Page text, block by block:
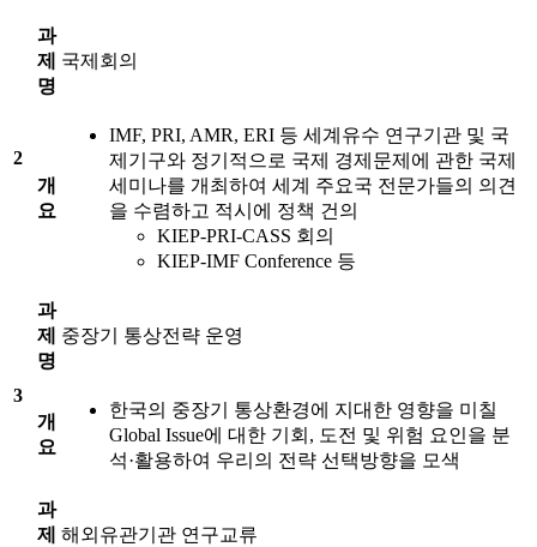
2
과
제
명
국제회의
개
요
IMF, PRI, AMR, ERI 등 세계유수 연구기관 및 국
제기구와 정기적으로 국제 경제문제에 관한 국제
세미나를 개최하여 세계 주요국 전문가들의 의견
을 수렴하고 적시에 정책 건의
KIEP-PRI-CASS 회의
KIEP-IMF Conference 등
3
과
제
명
중장기 통상전략 운영
개
요
한국의 중장기 통상환경에 지대한 영향을 미칠
Global Issue에 대한 기회, 도전 및 위험 요인을 분
석·활용하여 우리의 전략 선택방향을 모색
과
제 해외유관기관 연구교류